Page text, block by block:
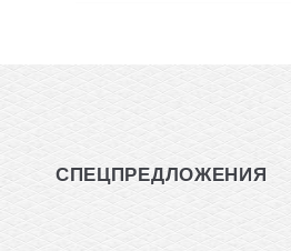
СПЕЦПРЕДЛОЖЕНИЯ